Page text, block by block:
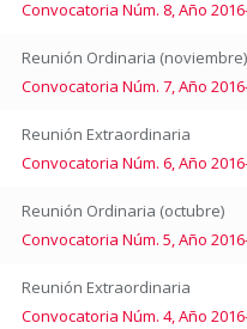
Convocatoria Núm. 8, Año
Reunión Ordinaria (noviembre)
Convocatoria Núm. 7, Año
Reunión Extraordinaria
Convocatoria Núm. 6, Año
Reunión Ordinaria (octubre)
Convocatoria Núm. 5, Año
Reunión Extraordinaria
Convocatoria Núm. 4, Año